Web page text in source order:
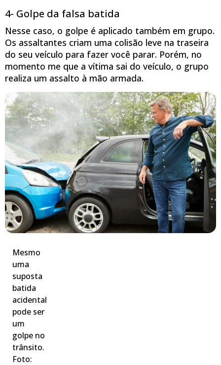
4- Golpe da falsa batida
Nesse caso, o golpe é aplicado também em grupo.
Os assaltantes criam uma colisão leve na traseira
do seu veículo para fazer você parar. Porém, no
momento me que a vítima sai do veículo, o grupo
realiza um assalto à mão armada.
Mesmo
uma
suposta
batida
acidental
pode ser
um
golpe no
trânsito.
Foto: